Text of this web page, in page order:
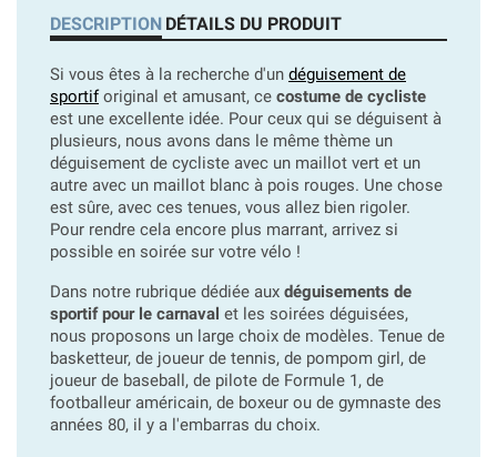
DESCRIPTION DÉTAILS DU PRODUIT
Si vous êtes à la recherche d'un déguisement de
sportiforiginal et amusant, ce costume de cycliste
est une excellente idée. Pour ceux qui se déguisent à
plusieurs, nous avons dans le même thème un
déguisement de cycliste avec un maillot vert et un
autre avec un maillot blanc à pois rouges. Une chose
est sûre, avec ces tenues, vous allez bien rigoler.
Pour rendre cela encore plus marrant, arrivez si
possible en soirée sur votre vélo !
Dans notre rubrique dédiée aux déguisements de
sportif pour le carnaval et les soirées déguisées,
nous proposons un large choix de modèles. Tenue de
basketteur, de joueur de tennis, de pompom girl, de
joueur de baseball, de pilote de Formule 1, de
footballeur américain, de boxeur ou de gymnaste des
années 80, il y a l'embarras du choix.